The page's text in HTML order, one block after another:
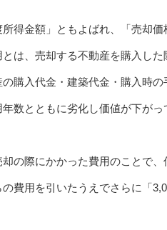
得金額」ともよばれ、「売却
は、売却する不動産を購入した
購入代金・建築代金・購入時
数とともに劣化し価値が下が
の際にかかった費用のことで
費用を引いたうえでさらに「